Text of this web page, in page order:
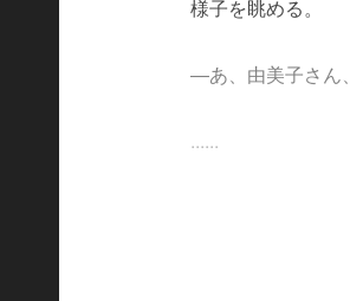
様子を眺める。
―あ、由美子さん
......